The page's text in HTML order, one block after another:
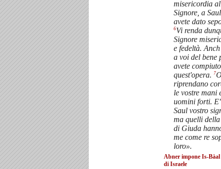
misericordia
Signore, a
avete dato
6Vi renda
Signore
e fedeltà.
a voi del bene
avete compiuto
quest'opera. 7
riprendano
le vostre mani
uomini forti.
Saul vostro
ma quelli
di Giuda
me come re
loro».
Abner impone Is-Bàal
di Israele